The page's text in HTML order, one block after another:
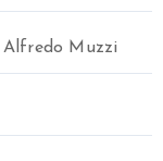
Alfredo Muzzi